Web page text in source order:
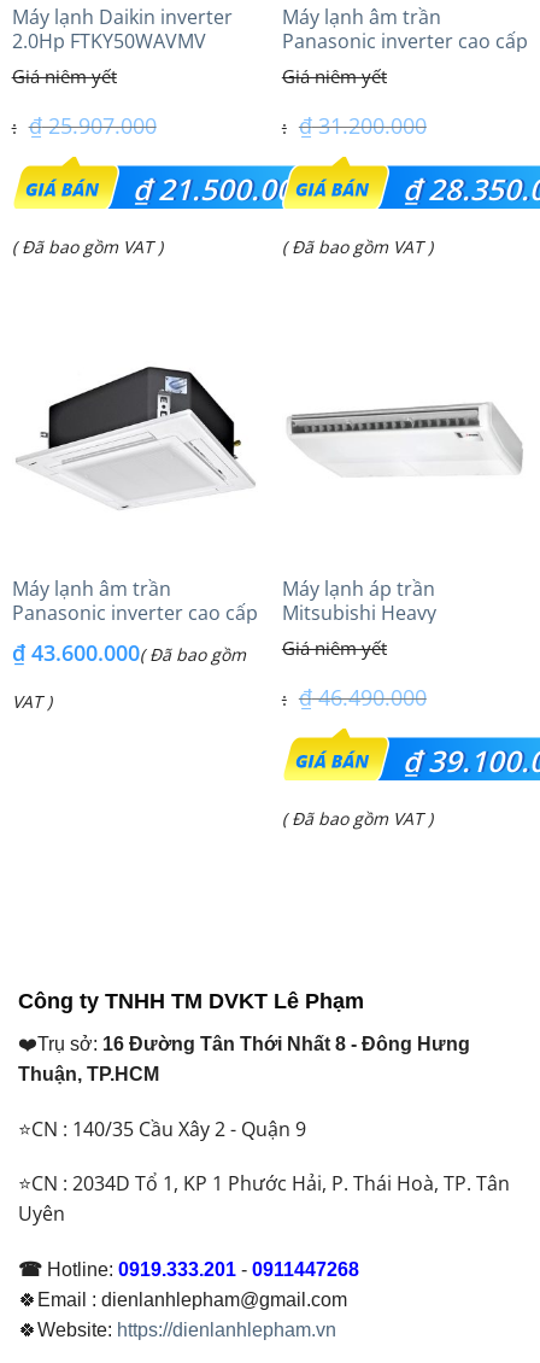
Máy lạnh Daikin inverter
2.0Hp FTKY50WAVMV
₫25.907.000
Giá
gốc
là:
₫21.500.000
Giá
₫ 21.500.000.
( Đã bao gồm VAT )
Máy lạnh âm trần
Panasonic inverter cao cấp
(2.5Hp) S-1821PU3HA/U-
21PRH1H5
₫31.200.000
Giá
gốc
là:
₫
Giá
₫ 28.350.000.
( Đã bao gồm VAT )
Máy lạnh âm trần
Panasonic inverter cao cấp
48PRH1H8 – 3 Pha
₫43.600.000( Đã bao gồm
VAT )
Máy lạnh áp trần
Mitsubishi Heavy
FDE100VG (4.0Hp) Cao cấp
– 1 Pha
₫46.490.000
Giá
gốc
là:
₫
Giá
( Đã bao gồm VAT )
Công ty TNHH TM DVKT Lê Phạm
❤️Trụ sở: 16 Đường Tân Thới Nhất 8 - Đông Hưng
Thuận, TP.HCM
⭐CN : 140/35 Cầu Xây 2 - Quận 9
⭐CN : 2034D Tổ 1, KP 1 Phước Hải, P. Thái Hoà, TP. Tân
Uyên
☎ Hotline: 0919.333.201 - 0911447268
🍀Email : dienlanhlepham@gmail.com
🍀Website: https://dienlanhlepham.vn